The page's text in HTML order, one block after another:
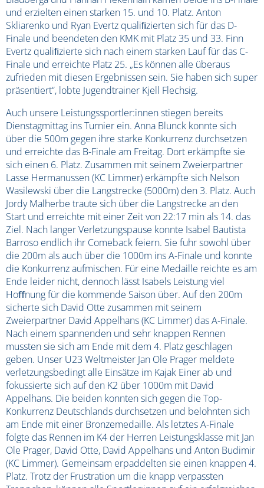
und erzielten einen starken 15. und 10. Platz. Anton
Skliarenko und Ryan Evertz qualiﬁzierten sich für das D-
Finale und beendeten den KMK mit Platz 35 und 33. Finn
Evertz qualiﬁzierte sich nach einem starken Lauf für das C-
Finale und erreichte Platz 25. „Es können alle überaus
zufrieden mit diesen Ergebnissen sein. Sie haben sich super
präsentiert“, lobte Jugendtrainer Kjell Flechsig.
Auch unsere Leistungssportler:innen stiegen bereits
Dienstagmittag ins Turnier ein. Anna Blunck konnte sich
über die 500m gegen ihre starke Konkurrenz durchsetzen
und erreichte das B-Finale am Freitag. Dort erkämpfte sie
sich einen 6. Platz. Zusammen mit seinem Zweierpartner
Lasse Hermanussen (KC Limmer) erkämpfte sich Nelson
Wasilewski über die Langstrecke (5000m) den 3. Platz. Auch
Jordy Malherbe traute sich über die Langstrecke an den
Start und erreichte mit einer Zeit von 22:17 min als 14. das
Ziel. Nach langer Verletzungspause konnte Isabel Bautista
Barroso endlich ihr Comeback feiern. Sie fuhr sowohl über
die 200m als auch über die 1000m ins A-Finale und konnte
die Konkurrenz aufmischen. Für eine Medaille reichte es am
Ende leider nicht, dennoch lässt Isabels Leistung viel
Hoﬀnung für die kommende Saison über. Auf den 200m
sicherte sich David Otte zusammen mit seinem
Zweierpartner David Appelhans (KC Limmer) das A-Finale.
Nach einem spannenden und sehr knappen Rennen
mussten sie sich am Ende mit dem 4. Platz geschlagen
geben. Unser U23 Weltmeister Jan Ole Prager meldete
verletzungsbedingt alle Einsätze im Kajak Einer ab und
fokussierte sich auf den K2 über 1000m mit David
Appelhans. Die beiden konnten sich gegen die Top-
Konkurrenz Deutschlands durchsetzen und belohnten sich
am Ende mit einer Bronzemedaille. Als letztes A-Finale
folgte das Rennen im K4 der Herren Leistungsklasse mit Jan
Ole Prager, David Otte, David Appelhans und Anton Budimir
(KC Limmer). Gemeinsam erpaddelten sie einen knappen 4.
Platz. Trotz der Frustration um die knapp verpassten